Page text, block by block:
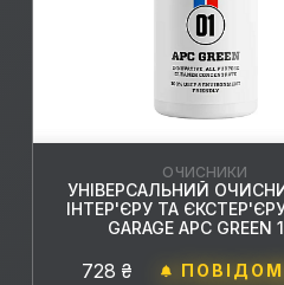
ОЧИСНИКИ
УНІВЕРСАЛЬНИЙ
ІНТЕР'ЄРУ ТА
GARAGE APC GREEN
728 ₴